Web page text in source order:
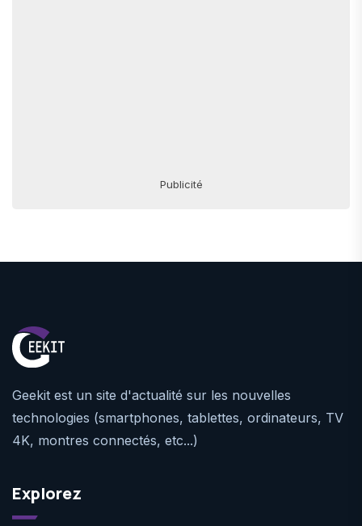
Publicité
Geekit est un site d'actualité sur les nouvelles
technologies (smartphones, tablettes, ordinateurs, TV
4K, montres connectés, etc...)
Explorez